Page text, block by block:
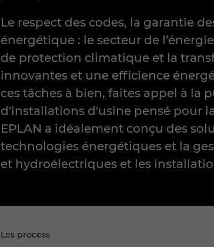
Le respect des codes, la garantie
énergétique : le secteur de
de protection climatique et la
innovantes et une efficience
ces tâches à bien, faites appel à la
d'installations d'usine pensé pour
EPLAN a idéalement conçu des
technologies énergétiques et la
et hydroélectriques et les
Les process